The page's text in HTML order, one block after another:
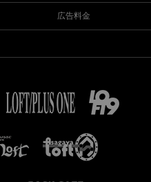
広告料金